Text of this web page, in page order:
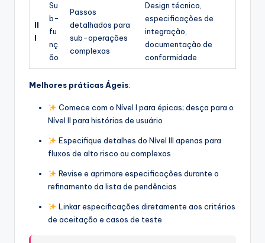
II
I
Su
b-
fu
nç
ão
Passos
detalhados para
sub-operações
complexas
Design técnico,
especificações de
integração,
documentação de
conformidade
Melhores práticas Ágeis:
Comece com o Nível I para épicas; desça para o
Nível II para histórias de usuário
Especifique detalhes do Nível III apenas para
fluxos de alto risco ou complexos
Revise e aprimore especificações durante o
refinamento da lista de pendências
Linkar especificações diretamente aos critérios
de aceitação e casos de teste